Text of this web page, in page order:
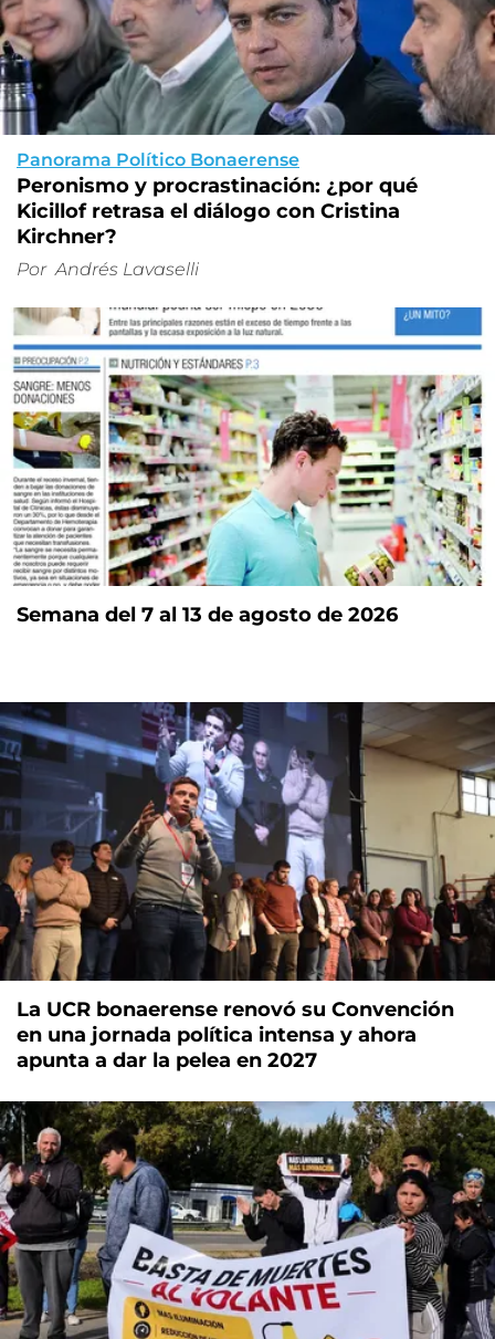
Panorama Político Bonaerense
Peronismo y procrastinación: ¿por qué
Kicillof retrasa el diálogo con Cristina
Kirchner?
Por Andrés Lavaselli
Semana del 7 al 13 de agosto de 2026
La UCR bonaerense renovó su Convención
en una jornada política intensa y ahora
apunta a dar la pelea en 2027